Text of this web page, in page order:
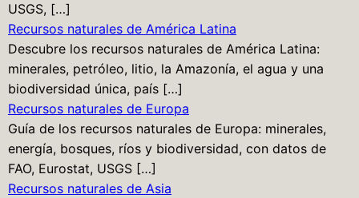
USGS, […]
Recursos naturales de América Latina
Descubre los recursos naturales de América Latina:
minerales, petróleo, litio, la Amazonía, el agua y una
biodiversidad única, país […]
Recursos naturales de Europa
Guía de los recursos naturales de Europa: minerales,
energía, bosques, ríos y biodiversidad, con datos de
FAO, Eurostat, USGS […]
Recursos naturales de Asia